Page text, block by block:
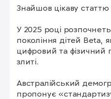
Знайшов цікаву
У 2025 році
покоління дітей Beta,
цифровий та фізичний
злиті.
Австралійський
пропонує